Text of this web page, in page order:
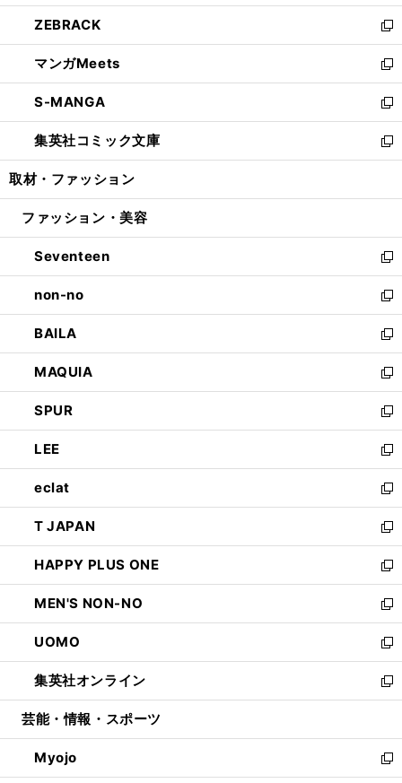
開
く
ウ
で
開
く
ン
ド
ウ
で
開
く
ウ
ィ
ン
ド
ウ
で
開
く
し
い
ウ
ィ
ン
ド
ウ
で
開
ZEBRACK
新
し
い
ウ
ィ
ン
ド
ウ
開
マンガMeets
新
し
い
ウ
ィ
ン
ウ
開
く
S-MANGA
新
し
い
ウ
ン
ウ
で
開
く
集英社コミック文庫
新
し
ウ
ン
ド
ウ
で
開
く
取材・ファッション
ファッション・美容
Seventeen
新
し
い
ウ
ィ
ン
ド
ウ
で
開
く
non-no
新
し
い
ウ
ィ
ン
ド
ウ
で
開
く
BAILA
新
し
い
ウ
ィ
ン
ド
ウ
で
開
く
MAQUIA
新
し
い
ウ
ィ
ン
ド
ウ
で
開
く
SPUR
新
し
い
ウ
ィ
ン
ド
ウ
で
開
く
LEE
新
し
い
ウ
ィ
ン
ド
ウ
で
開
く
eclat
新
し
い
ウ
ィ
ン
ド
ウ
で
開
く
T JAPAN
新
し
い
ウ
ィ
ン
ド
ウ
で
開
HAPPY PLUS ONE
新
し
い
ウ
ィ
ン
ド
ウ
開
く
MEN'S NON-NO
新
し
い
ウ
ィ
ン
ウ
で
開
UOMO
新
し
い
ウ
ン
ド
ウ
集英社オンライン
新
し
ウ
ィ
ン
芸能・情報・スポーツ
Myojo
新